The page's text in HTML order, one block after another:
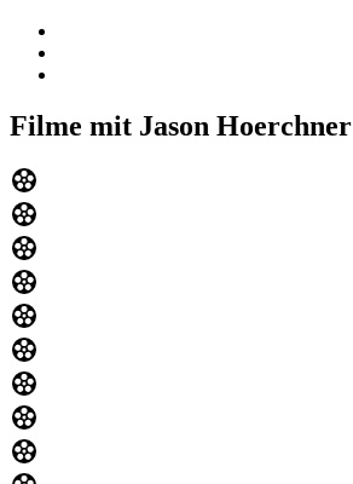
Filme mit Jason Hoerchner